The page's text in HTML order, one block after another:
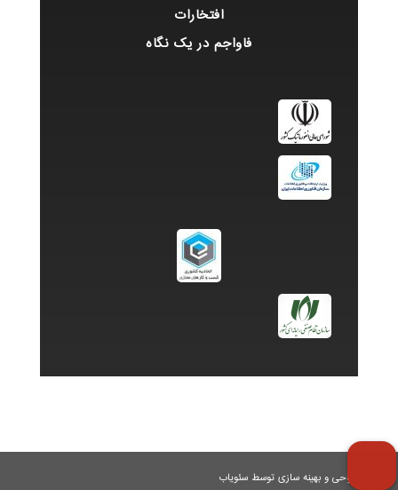
افتخارات
فاواجم در یک نگاه
طراحی و بهینه سازی توسط سئویاب